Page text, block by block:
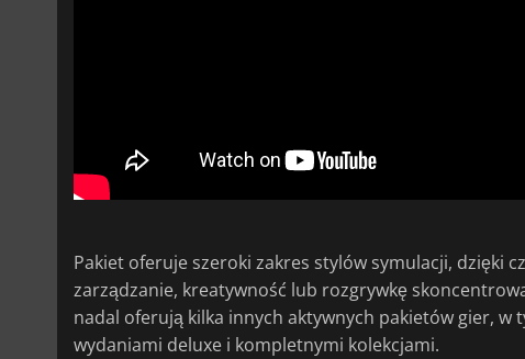
Pakiet oferuje szeroki zakres stylów symulacji, dzięki
zarządzanie, kreatywność lub rozgrywkę
nadal oferują kilka innych aktywnych pakietów gier, w
wydaniami deluxe i kompletnymi kolekcjami.